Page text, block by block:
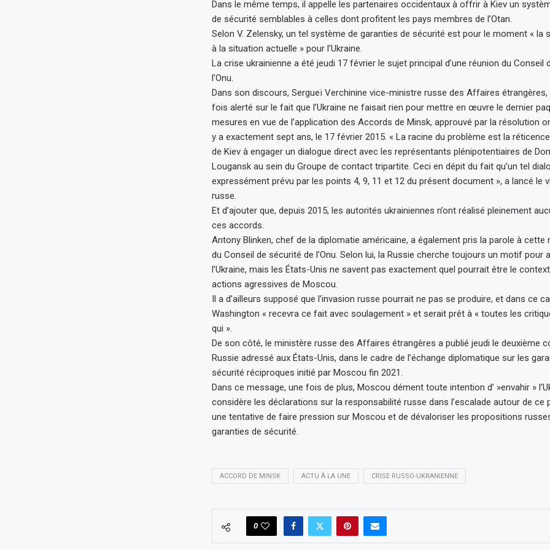
Dans le même temps, il appelle les partenaires occidentaux à offrir à Kiev un
de sécurité semblables à celles dont profitent les pays membres de l’Otan.
Selon V. Zelensky, un tel système de garanties de sécurité est pour le moment « la
à la situation actuelle » pour l’Ukraine.
La crise ukrainienne a été jeudi 17 février le sujet principal d’une réunion du Conseil
l’Onu.
Dans son discours, Sergueï Verchinine vice-ministre russe des Affaires étrangères,
fois alerté sur le fait que l’Ukraine ne faisait rien pour mettre en œuvre le dernier
mesures en vue de l’application des Accords de Minsk, approuvé par la résolution
y a exactement sept ans, le 17 février 2015. « La racine du problème est la
de Kiev à engager un dialogue direct avec les représentants plénipotentiaires de
Lougansk au sein du Groupe de contact tripartite. Ceci en dépit du fait qu’un tel
expressément prévu par les points 4, 9, 11 et 12 du présent document », a lancé le
russe.
Et d’ajouter que, depuis 2015, les autorités ukrainiennes n’ont réalisé pleinement
ces accords.
Antony Blinken, chef de la diplomatie américaine, a également pris la parole à cette
du Conseil de sécurité de l’Onu. Selon lui, la Russie cherche toujours un motif pour
l’Ukraine, mais les États-Unis ne savent pas exactement quel pourrait être le
actions agressives de Moscou.
Il a d’ailleurs supposé que l’invasion russe pourrait ne pas se produire, et dans ce
Washington « recevra ce fait avec soulagement » et serait prêt à « toutes les
qui ».
De son côté, le ministère russe des Affaires étrangères a publié jeudi le deuxième
Russie adressé aux États-Unis, dans le cadre de l’échange diplomatique sur les
sécurité réciproques initié par Moscou fin 2021.
Dans ce message, une fois de plus, Moscou dément toute intention d’ »envahir »
considère les déclarations sur la responsabilité russe dans l’escalade autour de ce
une tentative de faire pression sur Moscou et de dévaloriser les propositions
garanties de sécurité.
ACCORD DE MINSK ACTU À LA UNE CRISE RUSSO-UKRANIENNE
0